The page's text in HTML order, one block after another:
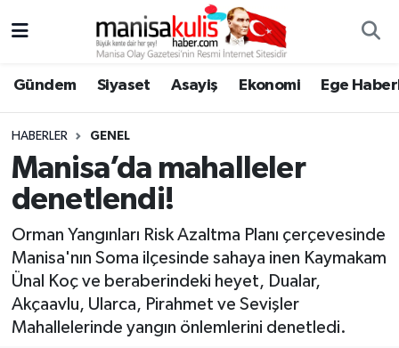
Gündem Siyaset Asayiş Ekonomi Ege
HABERLER GENEL
Manisa’da mahalleler
denetlendi!
Orman Yangınları Risk Azaltma Planı çerçevesinde
Manisa'nın Soma ilçesinde sahaya inen Kaymakam
Ünal Koç ve beraberindeki heyet, Dualar,
Akçaavlu, Ularca, Pirahmet ve Sevişler
Mahallelerinde yangın önlemlerini denetledi.
Ege Haberleri
Ekonomi
Genel
Gündem
Resmi İlan
Yunusemre Hava Durumu
Yunusemre Trafik Yoğunluk Haritası
Süper Lig Puan Durumu ve Fikstür
Tüm Manşetler
Son Dakika Haberleri
Haber Arşivi